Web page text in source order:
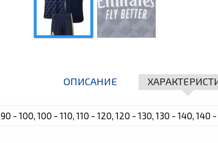
ОПИСАНИЕ
90 - 100, 100 - 110, 110 - 120, 120 - 130, 130 - 140, 140